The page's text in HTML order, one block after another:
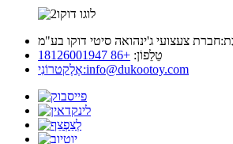
חברת צעצועי ג'ינהואה סיטי דוקו בע"מ
טֵלֵפוֹן: +86 18126001947
אֶלֶקטרוֹנִי:info@dukootoy.com